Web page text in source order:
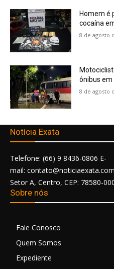
Homem é
cocaína
8 de agosto
ônibus em
8 de agosto
Notícia Exata
Telefone: (66) 9 8436-0806 E-
mail:
Setor A, Centro, CEP: 78580-
Sobre nós
Fale Conosco
Quem Somos
Expediente